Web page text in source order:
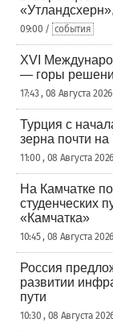
09:00 / события
XVI
— горы
17:43 , 08 Августа
Турция с
зерна почти на
11:00 , 08 Августа
На Камчатке
студенческих
«Камчатка»
10:45 , 08 Августа
Россия
развитии
пути
10:30 , 08 Августа